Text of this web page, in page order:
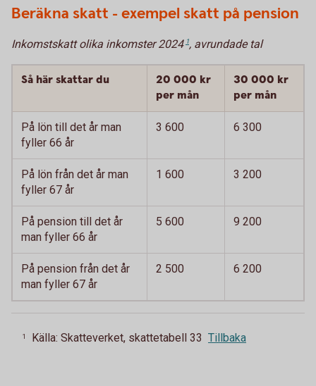
Beräkna skatt - exempel skatt på pension
Inkomstskatt olika inkomster 2024 1, avrundade tal
Så här skattar du
20 000 kr
per mån
30 000 kr
per mån
På lön till det år man
fyller 66 år
3 600 6 300
På lön från det år man
fyller 67 år
1 600 3 200
På pension till det år
man fyller 66 år
5 600 9 200
På pension från det år
man fyller 67 år
2 500 6 200
1 Källa: Skatteverket, skattetabell 33 Tillbaka